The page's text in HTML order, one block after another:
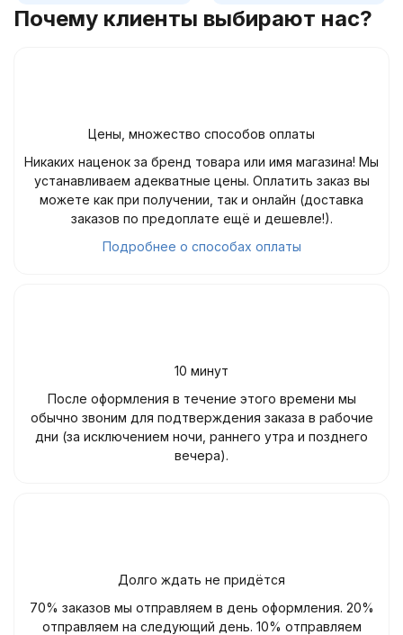
Почему клиенты выбирают нас?
Цены, множество способов оплаты
Никаких наценок за бренд товара или имя магазина! Мы
устанавливаем адекватные цены. Оплатить заказ вы
можете как при получении, так и онлайн (доставка
заказов по предоплате ещё и дешевле!).
Подробнее о способах оплаты
10 минут
После оформления в течение этого времени мы
обычно звоним для подтверждения заказа в рабочие
дни (за исключением ночи, раннего утра и позднего
вечера).
Долго ждать не придётся
70% заказов мы отправляем в день оформления. 20%
отправляем на следующий день. 10% отправляем